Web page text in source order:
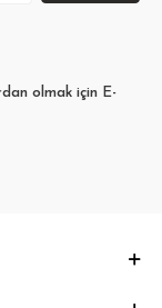
olmak için E-